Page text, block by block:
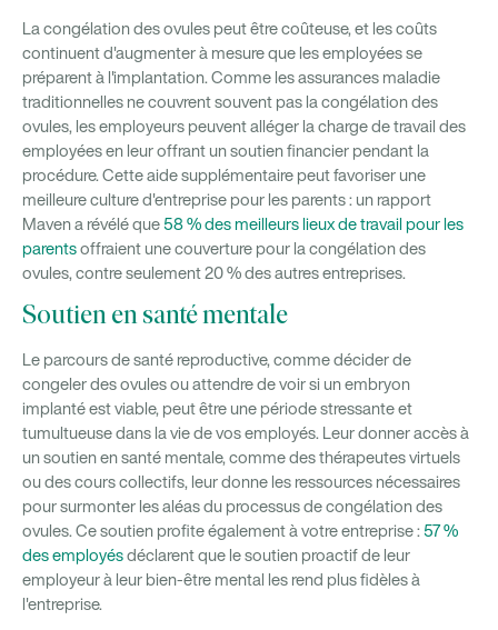
La congélation des ovules peut être coûteuse, et les coûts
continuent d'augmenter à mesure que les employées se
préparent à l'implantation. Comme les assurances maladie
traditionnelles ne couvrent souvent pas la congélation des
ovules, les employeurs peuvent alléger la charge de travail des
employées en leur offrant un soutien financier pendant la
procédure. Cette aide supplémentaire peut favoriser une
meilleure culture d'entreprise pour les parents : un rapport
Maven a révélé que58 % des meilleurs lieux de travail pour les
parentsoffraient une couverture pour la congélation des
ovules, contre seulement 20 % des autres entreprises.
Soutien en santé mentale
Le parcours de santé reproductive, comme décider de
congeler des ovules ou attendre de voir si un embryon
implanté est viable, peut être une période stressante et
tumultueuse dans la vie de vos employés. Leur donner accès à
un soutien en santé mentale, comme des thérapeutes virtuels
ou des cours collectifs, leur donne les ressources nécessaires
pour surmonter les aléas du processus de congélation des
ovules. Ce soutien profite également à votre entreprise :57 %
des employésdéclarent que le soutien proactif de leur
employeur à leur bien-être mental les rend plus fidèles à
l'entreprise.